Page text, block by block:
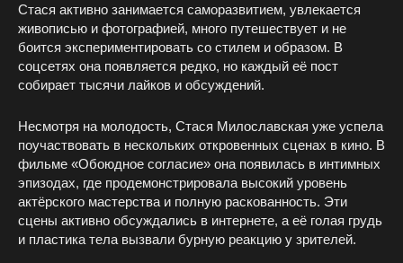
Стася активно занимается саморазвитием, увлекается
живописью и фотографией, много путешествует и не
боится экспериментировать со стилем и образом. В
соцсетях она появляется редко, но каждый её пост
собирает тысячи лайков и обсуждений.
Несмотря на молодость, Стася Милославская уже успела
поучаствовать в нескольких откровенных сценах в кино. В
фильме «Обоюдное согласие» она появилась в интимных
эпизодах, где продемонстрировала высокий уровень
актёрского мастерства и полную раскованность. Эти
сцены активно обсуждались в интернете, а её голая грудь
и пластика тела вызвали бурную реакцию у зрителей.